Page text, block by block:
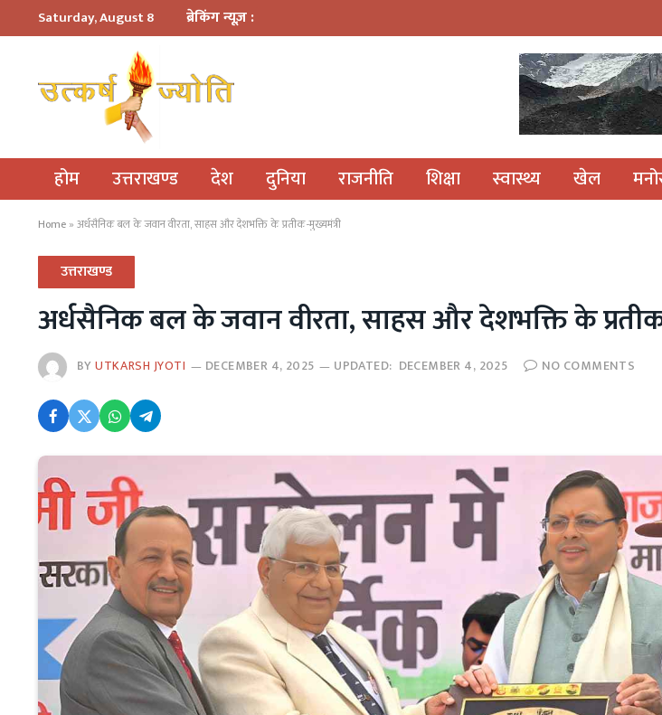
Saturday, August 8 ब्रेकिंग न्यूज़ :
होम उत्तराखण्ड देश दुनिया राजनीति शिक्षा स्वास्थ्य खेल
Home » अर्धसैनिक बल के जवान वीरता, साहस और देशभक्ति के प्रतीक-मुख्यमंत्री
उत्तराखण्ड
अर्धसैनिक बल के जवान वीरता, साहस और देशभक्ति के
BYUTKARSH JYOTI DECEMBER 4, 2025 UPDATED: DECEMBER 4, 2025 NO COMMENTS